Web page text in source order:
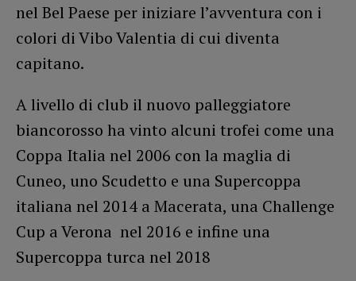
nel Bel Paese per iniziare l’avventura con i
colori di Vibo Valentia di cui diventa
capitano.
A livello di club il nuovo palleggiatore
biancorosso ha vinto alcuni trofei come una
Coppa Italia nel 2006 con la maglia di
Cuneo, uno Scudetto e una Supercoppa
italiana nel 2014 a Macerata, una Challenge
Cup a Verona nel 2016 e infine una
Supercoppa turca nel 2018